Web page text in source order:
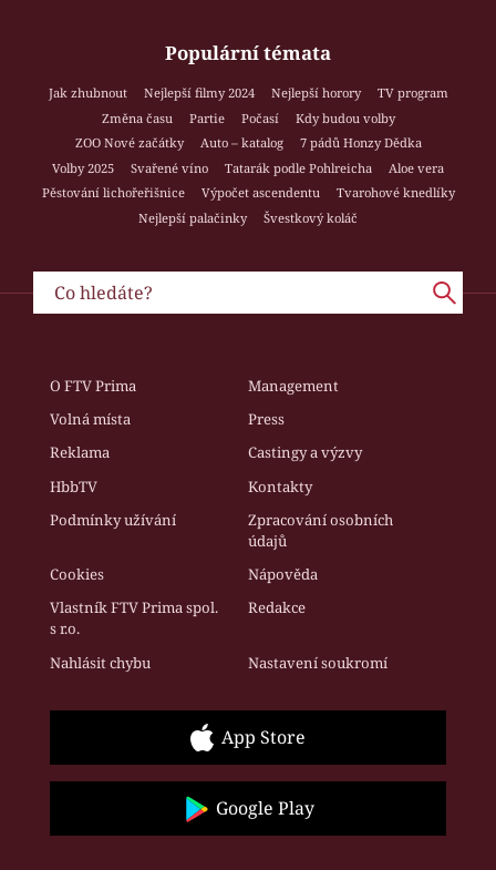
Populární témata
Jak zhubnout Nejlepší filmy 2024 Nejlepší horory
TV program
Změna času
Partie Počasí
Kdy budou volby
ZOO Nové začátky
Auto – katalog
7 pádů Honzy Dědka
Volby 2025
Svařené víno Tatarák podle Pohlreicha
Aloe vera
Pěstování lichořeřišnice
Výpočet ascendentu
Tvarohové knedlíky
Nejlepší palačinky
Švestkový koláč
O FTV Prima
Management
Volná místa
Press
Reklama
Castingy a výzvy
HbbTV
Kontakty
Podmínky užívání
Zpracování osobních
údajů
Cookies
Nápověda
Vlastník FTV Prima spol.
s r.o.
Redakce
Nahlásit chybu Nastavení soukromí
App Store
Google Play